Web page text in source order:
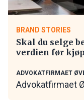
BRAND STORIES
Skal du selge
verdien før
ADVOKATFIRMAET
Advokatfirmaet